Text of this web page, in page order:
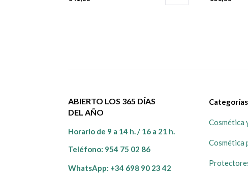
ABIERTO LOS 365 DÍAS
DEL AÑO
Horario de 9 a 14 h. / 16 a 21 h.
Teléfono: 954 75 02 86
WhatsApp: +34 698 90 23 42
Cosmética
Cosmética